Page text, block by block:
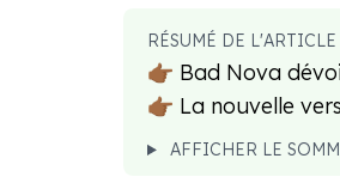
RÉSUMÉ DE L'ARTICLE
👉🏾 Bad Nova
👉🏾 La nouvelle
AFFICHER LE